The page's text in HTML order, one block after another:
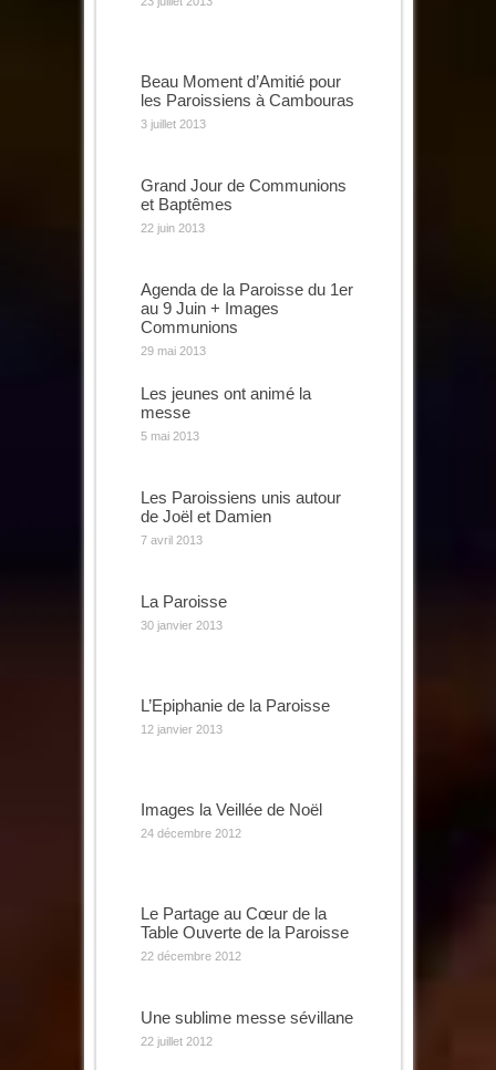
Beau Moment d’Amitié pour
les Paroissiens à Cambouras
3 juillet 2013
Grand Jour de Communions
et Baptêmes
22 juin 2013
Agenda de la Paroisse du 1er
au 9 Juin + Images
Communions
29 mai 2013
Les jeunes ont animé la
messe
5 mai 2013
Les Paroissiens unis autour
de Joël et Damien
7 avril 2013
La Paroisse
30 janvier 2013
L’Epiphanie de la Paroisse
12 janvier 2013
Images la Veillée de Noël
24 décembre 2012
Le Partage au Cœur de la
Table Ouverte de la Paroisse
22 décembre 2012
Une sublime messe sévillane
22 juillet 2012